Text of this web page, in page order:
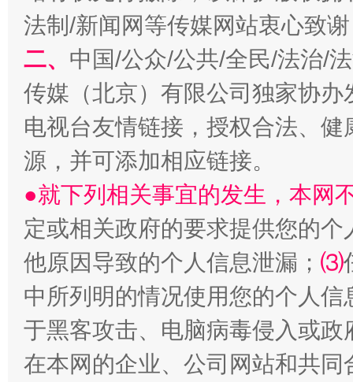
这是一记警钟！ 谢
法制/新闻网等传媒网站衷心致
二、 中国/公众/公共/全民/法治/
传媒（北京）有限公司独家协
电视台友情链接，授权合法、
源，并可添加相应链接。
●就下列相关事宜的发生，本网
定或相关政府的要求提供您的个
他原因导致的个人信息泄漏； ⑶
中所列明的情况使用您的个人
于黑客攻击、电脑病毒侵入或
在本网的企业、公司网站和共